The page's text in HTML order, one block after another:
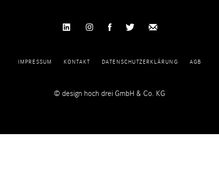
IMPRESSUM KONTAKT DATENSCHUTZERKLÄRUNG AGB
© design hoch drei GmbH & Co. KG